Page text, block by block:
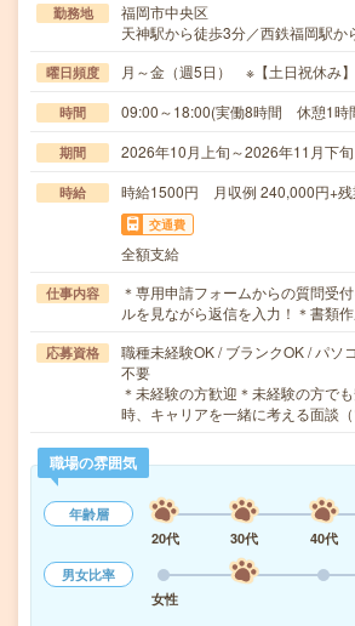
勤務地
福岡市中央区
天神駅から徒歩3分／西鉄福岡駅か
曜日頻度 月～金（週5日） ※【土日祝休み】
時間 09:00～18:00(実働8時間 休憩1時
期間 2026年10月上旬～2026年11月下
時給 時給1500円 月収例 240,000円+残
交通費
全額支給
仕事内容
＊専用申請フォームからの質問
ルを見ながら返信を入力！＊書類
応募資格
職種未経験OK / ブランクOK / パソ
不要
＊未経験の方歓迎＊未経験の方で
時、キャリアを一緒に考える面談
職場の雰囲気
年齢層
20代
30代 40代
男女比率
女性